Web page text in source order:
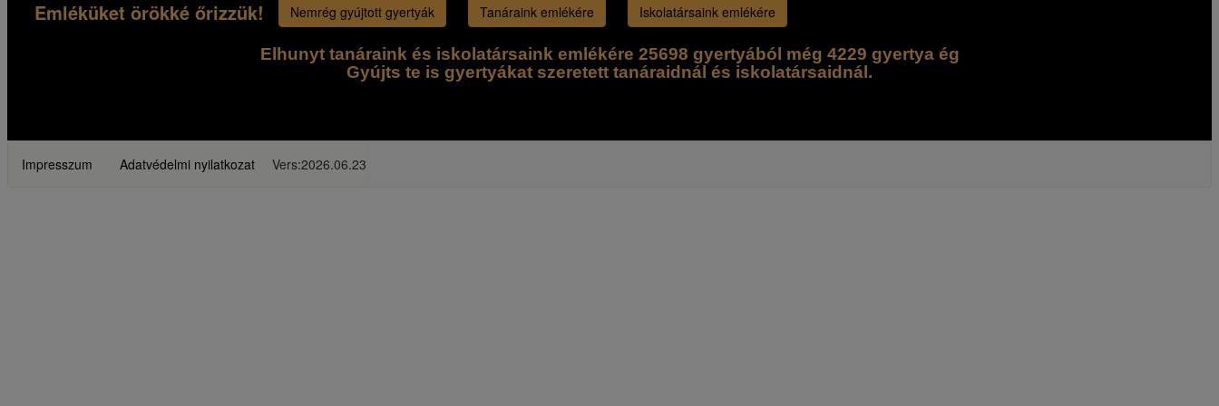
Emléküket örökké őrizzük! Nemrég gyújtott gyertyák Tanáraink emlékére Iskolatársaink emlékére
Elhunyt tanáraink és iskolatársaink emlékére 25698 gyertyából még 4229 gyertya ég
Gyújts te is gyertyákat szeretett tanáraidnál és iskolatársaidnál.
Impresszum Adatvédelmi nyilatkozat Vers:2026.06.23